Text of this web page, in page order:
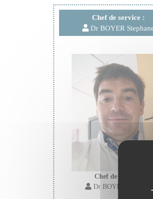
Chef de service :
Dr BOYER
Chef de service :
Dr BOYER Stephane